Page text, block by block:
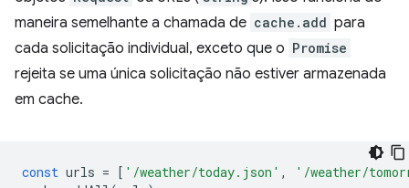
maneira semelhante a chamada de cache.add para
cada solicitação individual, exceto que o Promise
rejeita se uma única solicitação não estiver armazenada
em cache.
const urls = [ '/weather/today.json' ,
'/weather/